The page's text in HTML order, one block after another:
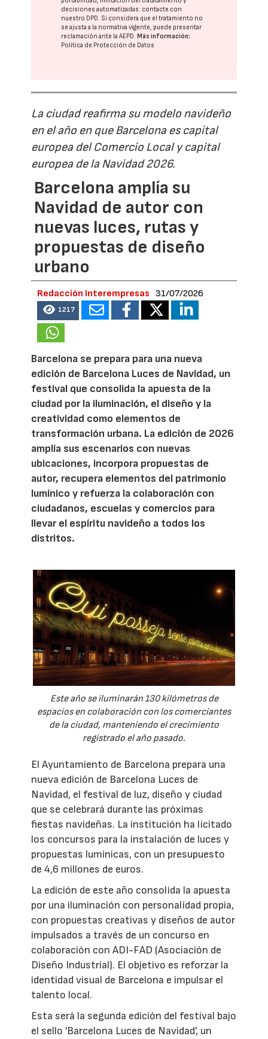
decisiones automatizadas: contacte con
nuestro DPD. Si considera que el tratamiento no
se ajusta a la normativa vigente, puede presentar
reclamación ante laAEPD.Más información:
Política de Protección de Datos
La ciudad reafirma su modelo navideño
en el año en que Barcelona es capital
europea del Comercio Local y capital
europea de la Navidad 2026.
Barcelona amplía su
Navidad de autor con
nuevas luces, rutas y
propuestas de diseño
urbano
Redacción Interempresas 31/07/2026
1217
Barcelona se prepara para una nueva
edición de Barcelona Luces de Navidad, un
festival que consolida la apuesta de la
ciudad por la iluminación, el diseño y la
creatividad como elementos de
transformación urbana. La edición de 2026
amplía sus escenarios con nuevas
ubicaciones, incorpora propuestas de
autor, recupera elementos del patrimonio
lumínico y refuerza la colaboración con
ciudadanos, escuelas y comercios para
llevar el espíritu navideño a todos los
distritos.
Este año se iluminarán 130 kilómetros de
espacios en colaboración con los comerciantes
de la ciudad, manteniendo el crecimiento
registrado el año pasado.
El Ayuntamiento de Barcelona prepara una
nueva edición de Barcelona Luces de
Navidad, el festival de luz, diseño y ciudad
que se celebrará durante las próximas
fiestas navideñas. La institución ha licitado
los concursos para la instalación de luces y
propuestas lumínicas, con un presupuesto
de 4,6 millones de euros.
La edición de este año consolida la apuesta
por una iluminación con personalidad propia,
con propuestas creativas y diseños de autor
impulsados a través de un concurso en
colaboración con ADI-FAD (Asociación de
Diseño Industrial). El objetivo es reforzar la
identidad visual de Barcelona e impulsar el
talento local.
Esta será la segunda edición del festival bajo
el sello 'Barcelona Luces de Navidad', un